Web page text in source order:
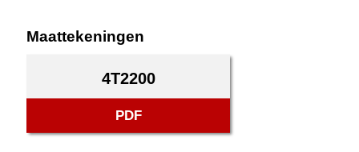
Maattekeningen
4T2200
PDF